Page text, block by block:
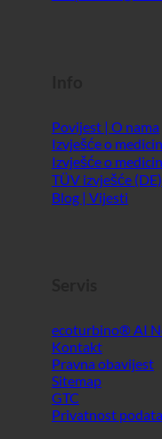
Povijest | O nama
Izvješće o
Izvješće o
TÜV izvješće (DE)
Blog | Vijesti
ecoturbino® AI
Kontakt
Pravna obavijest
Sitemap
GTC
Privatnost